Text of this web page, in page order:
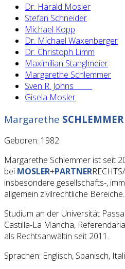
Dr. Harald Mosler
Stefan Schneider
Michael Kopp
Dr. Michael Waxenberger
Dr. Christoph Limm
Maximilian Stanglmeier
Margarethe Schlemmer
Sven R. Johns
Gisela Mosler
Margarethe SCHLEMMER
Geboren: 1982
Margarethe Schlemmer ist seit
bei MOSLER+PARTNER
insbesondere gesellschafts-,
allgemein zivilrechtliche Bereiche.
Studium an der Universität
Castilla-La Mancha,
als Rechtsanwältin seit 2011.
Sprachen: Englisch, Spanisch,